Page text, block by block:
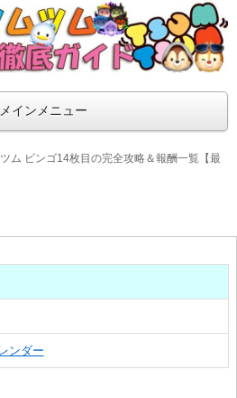
ムツム攻略・裏ワザ徹底
手が届くツムツム攻略サイト！新ツ
ツムを120％楽しめるサイトを目指し
インメニュー
ム ビンゴ14枚目の完全攻略＆報酬一覧【最
ンダー